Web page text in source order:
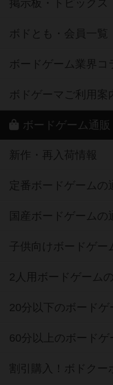
掲示板・トピックス
ボドとも・会員一覧
ボードゲーム業界コ
ボドゲーマご利用案
ボードゲーム通販
新作・再入荷情報
定番ボードゲームの
国産ボードゲームの
子供向けボードゲー
2人用ボードゲーム
20分以下のボードゲ
60分以上のボードゲ
割引購入！ボドクー